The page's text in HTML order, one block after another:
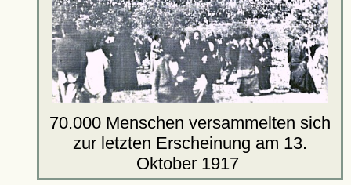
70.000 Menschen versammelten sich
zur letzten Erscheinung am 13.
Oktober 1917